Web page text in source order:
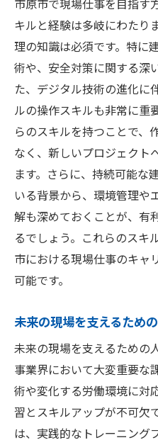
市原市で現場仕事を目指す
キルと経験は多岐にわたり
理の知識は必須です。特に
術や、安全対策に関する深
た、デジタル技術の進化に
ルの操作スキルも非常に重
らのスキルを持つことで、
なく、新しいプロジェクト
ます。さらに、持続可能な
いる背景から、環境管理や
解も深めておくことが、有
るでしょう。これらのスキ
市における現場仕事のキャ
可能です。
未来の現場を支えるため
未来の現場を支えるための
事業界において大変重要な
術や変化する労働環境に対
習とスキルアップが不可欠
は、実践的なトレーニング